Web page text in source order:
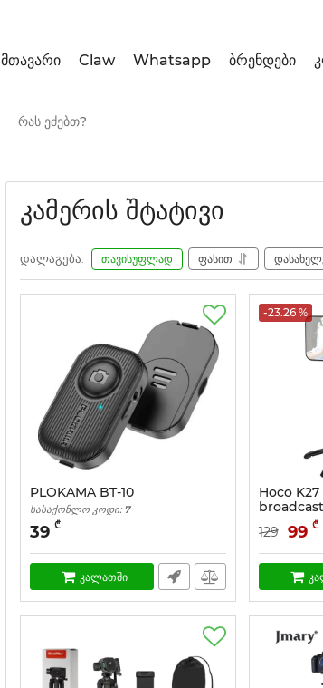
მთავარი Claw Whatsapp ბრენდები
კამერის შტატივი
დალაგება: თავისუფლად ფასით
PLOKAMA BT-10
სასაქონლო კოდი: 7
39 ₾
კალათში
-23.26 %
Hoco
სასაქონლო
129 99 ₾